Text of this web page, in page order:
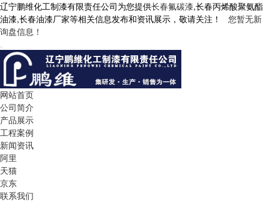
辽宁鹏维化工制漆有限责任公司为您提供长春氟碳漆,长春丙烯酸聚氨酯
油漆,长春油漆厂家等相关信息发布和资讯展示，敬请关注！ 您暂无新
询盘信息！
网站首页
公司简介
产品展示
工程案例
新闻资讯
阿里
天猫
京东
联系我们